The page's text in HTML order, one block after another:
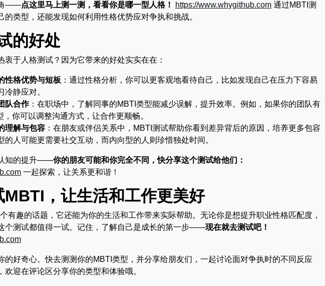
角——点这里马上测一测，看看你是哪一型人格！ https://www.whygithub.com 通过MBTI测
的类型，还能发现如何利用性格优势应对争执和挑战。
的好处
衷于人格测试？因为它带来的好处实实在在：
性格优势与短板 ：通过性格分析，你可以更客观地看待自己，比如发现自己在压力下容易
冷静应对。
队合作：在职场中，了解同事的MBTI类型能减少误解，提升效率。例如，如果你的团队有
，你可以调整沟通方式，让合作更顺畅。
理解与包容 ：在朋友或伴侣关系中，MBTI测试帮助你看到差异背后的原因，培养更多包容
的人可能更需要社交互动，而内向型的人则珍惜独处时间。
知的提升——你的朋友可能和你完全不同，快分享这个测试给他们：
一起探索，让关系更和谐！
MBTI，让生活和工作更美好
有趣的话题，它还能为你的生活和工作带来实际帮助。无论你是想提升职业性格匹配度，
个测试都值得一试。记住，了解自己是成长的第一步——现在就去测试吧！
的好奇心。快去测测你的MBTI类型，并分享给朋友们，一起讨论面对争执时的不同反应
欢迎在评论区分享你的类型和体验哦。